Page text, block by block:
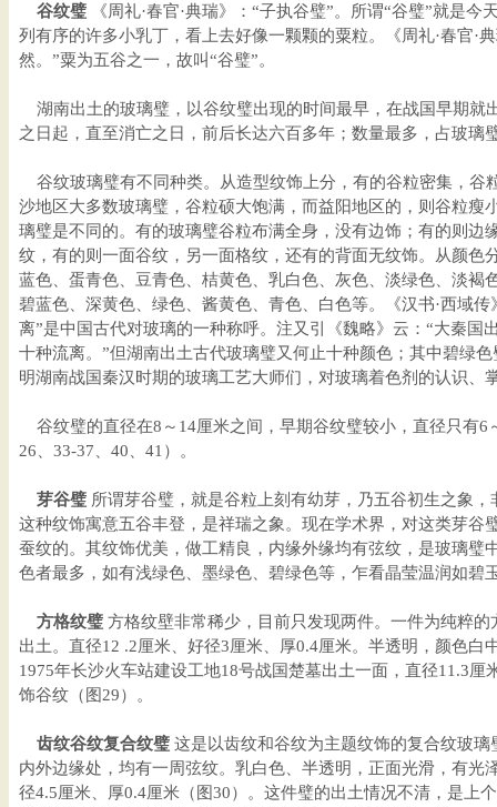
谷纹璧 《周礼·春官·典瑞》：“子执谷璧”。所谓“谷璧”就是
列有序的许多小乳丁，看上去好像一颗颗的粟粒。《周礼·春官·
然。”粟为五谷之一，故叫“谷璧”。
湖南出土的玻璃璧，以谷纹璧出现的时间最早，在战国早期就
之日起，直至消亡之日，前后长达六百多年；数量最多，占玻璃
谷纹玻璃璧有不同种类。从造型纹饰上分，有的谷粒密集，谷
沙地区大多数玻璃璧，谷粒硕大饱满，而益阳地区的，则谷粒瘦
璃璧是不同的。有的玻璃璧谷粒布满全身，没有边饰；有的则边
纹，有的则一面谷纹，另一面格纹，还有的背面无纹饰。从颜色
蓝色、蛋青色、豆青色、桔黄色、乳白色、灰色、淡绿色、淡褐
碧蓝色、深黄色、绿色、酱黄色、青色、白色等。《汉书·西域
离”是中国古代对玻璃的一种称呼。注又引《魏略》云：“大秦国
十种流离。”但湖南出土古代玻璃璧又何止十种颜色；其中碧绿
明湖南战国秦汉时期的玻璃工艺大师们，对玻璃着色剂的认识、
谷纹璧的直径在8～14厘米之间，早期谷纹璧较小，直径只有6
26、33-37、40、41）。
芽谷璧 所谓芽谷璧，就是谷粒上刻有幼芽，乃五谷初生之象
这种纹饰寓意五谷丰登，是祥瑞之象。现在学术界，对这类芽谷
蚕纹的。其纹饰优美，做工精良，内缘外缘均有弦纹，是玻璃璧
色者最多，如有浅绿色、墨绿色、碧绿色等，乍看晶莹温润如碧
方格纹璧 方格纹壁非常稀少，目前只发现两件。一件为纯粹
出土。直径12 .2厘米、好径3厘米、厚0.4厘米。半透明，颜色白
1975年长沙火车站建设工地18号战国楚墓出土一面，直径11.3厘
饰谷纹（图29）。
齿纹谷纹复合纹璧 这是以齿纹和谷纹为主题纹饰的复合纹玻
内外边缘处，均有一周弦纹。乳白色、半透明，正面光滑，有光
径4.5厘米、厚0.4厘米（图30）。这件璧的出土情况不清，是上